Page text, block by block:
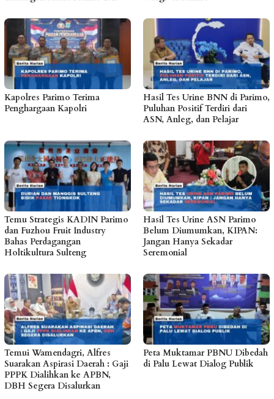
Kapolres Parimo Terima
Penghargaan Kapolri
Hasil Tes Urine BNN di Parimo,
Puluhan Positif Terdiri dari
ASN, Anleg, dan Pelajar
Temu Strategis KADIN Parimo
dan Fuzhou Fruit Industry
Bahas Perdagangan
Holtikultura Sulteng
Hasil Tes Urine ASN Parimo
Belum Diumumkan, KIPAN:
Jangan Hanya Sekadar
Seremonial
Temui Wamendagri, Alfres
Suarakan Aspirasi Daerah : Gaji
PPPK Dialihkan ke APBN,
DBH Segera Disalurkan
Peta Muktamar PBNU Dibedah
di Palu Lewat Dialog Publik